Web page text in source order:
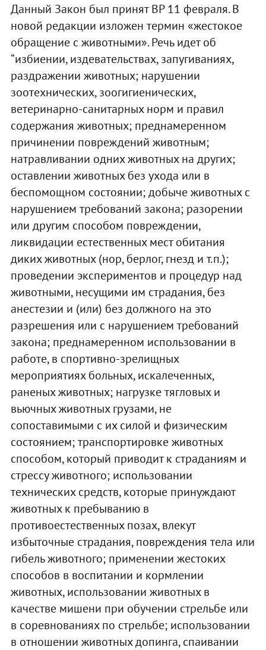
Данный Закон был принят ВР 11 февраля. В
новой редакции изложен термин «жестокое
обращение с животными». Речь идет об
“избиении, издевательствах, запугиваниях,
раздражении животных; нарушении
зоотехнических, зоогигиенических,
ветеринарно-санитарных норм и правил
содержания животных; преднамеренном
причинении повреждений животным;
натравливании одних животных на других;
оставлении животных без ухода или в
беспомощном состоянии; добыче животных с
нарушением требований закона; разорении
или другим способом повреждении,
ликвидации естественных мест обитания
диких животных (нор, берлог, гнезд и т.п.);
проведении экспериментов и процедур над
животными, несущими им страдания, без
анестезии и (или) без должного на это
разрешения или с нарушением требований
закона; преднамеренном использовании в
работе, в спортивно-зрелищных
мероприятиях больных, искалеченных,
раненых животных; нагрузке тягловых и
вьючных животных грузами, не
сопоставимыми с их силой и физическим
состоянием; транспортировке животных
способом, который приводит к страданиям и
стрессу животного; использовании
технических средств, которые принуждают
животных к пребыванию в
противоестественных позах, влекут
избыточные страдания, повреждения тела или
гибель животного; применении жестоких
способов в воспитании и кормлении
животных, использовании животных в
качестве мишени при обучении стрельбе или
в соревнованиях по стрельбе; использовании
в отношении животных допинга, спаивании